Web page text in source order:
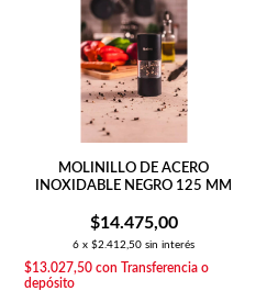
MOLINILLO DE ACERO
INOXIDABLE NEGRO 125 MM
$14.475,00
6 x$2.412,50 sin interés
$13.027,50con Transferencia o
depósito